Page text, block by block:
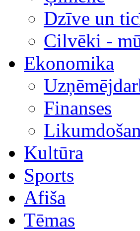
Dzīve un
Cilvēki -
Ekonomika
Finanses
Kultūra
Sports
Afiša
Tēmas